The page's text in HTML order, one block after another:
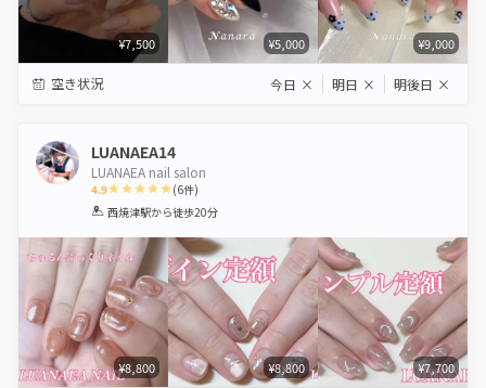
¥7,500 ¥5,000 ¥9,000
空き状況 今日 × 明日 × 明後日 ×
LUANAEA14
LUANAEA nail salon
4.9
1 2 3 4 5
(6件)
西焼津駅から徒歩20分
¥8,800 ¥8,800 ¥7,700